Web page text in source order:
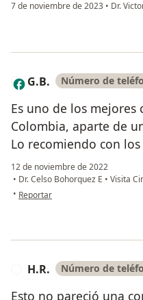
7 de noviembre de 2023 • Dr.
G G.B. Número de
Es uno de los mejores
Colombia, aparte de
Lo recomiendo con
12 de noviembre de 2022
• Dr. Celso Bohorquez E • Visita
• en opinión del usuario G.B.
Reportar
H.R. Número de
Esto no pareció una